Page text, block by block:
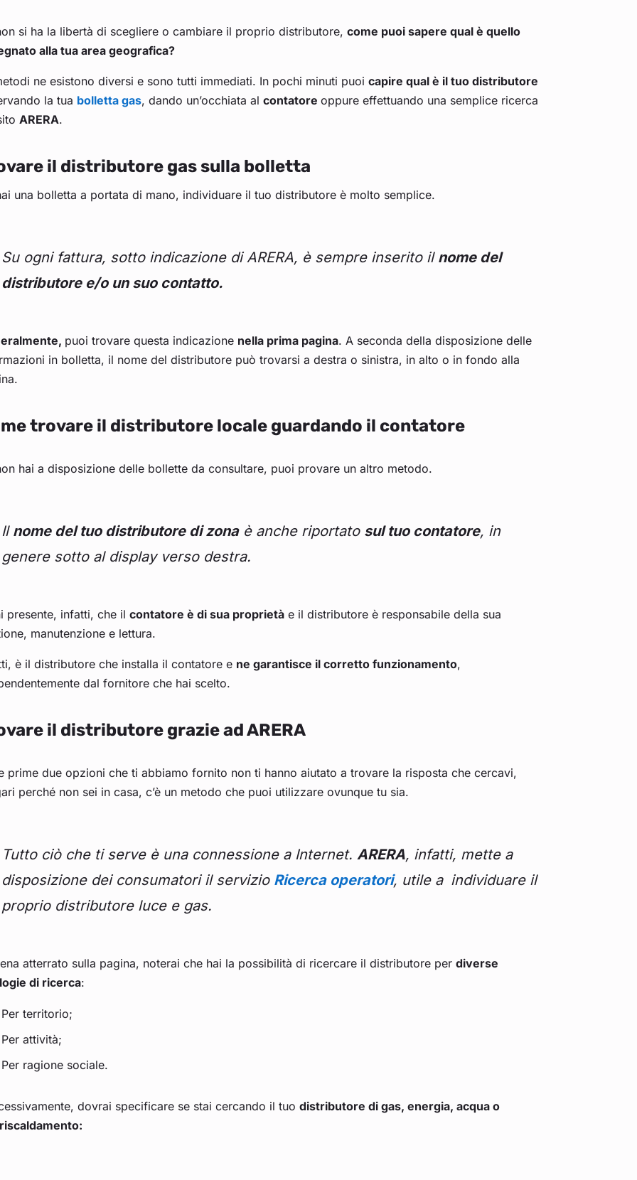
si ha la libertà di scegliere o cambiare il proprio distributore, come puoi sapere qual è quello
alla tua area geografica?
ne esistono diversi e sono tutti immediati. In pochi minuti puoi capire qual è il tuo distributore
la tua bolletta gas, dando un’occhiata al contatore oppure effettuando una semplice ricerca
ARERA.
il distributore gas sulla bolletta
una bolletta a portata di mano, individuare il tuo distributore è molto semplice.
Su ogni fattura, sotto indicazione di ARERA, è sempre inserito il nome del
distributore e/o un suo contatto.
puoi trovare questa indicazione nella prima pagina. A seconda della disposizione delle
in bolletta, il nome del distributore può trovarsi a destra o sinistra, in alto o in fondo alla
trovare il distributore locale guardando il contatore
hai a disposizione delle bollette da consultare, puoi provare un altro metodo.
Il nome del tuo distributore di zonaè anche riportato sul tuo contatore, in
genere sotto al display verso destra.
presente, infatti, che il contatore è di sua proprietàe il distributore è responsabile della sua
manutenzione e lettura.
è il distributore che installa il contatore e ne garantisce il corretto funzionamento,
dal fornitore che hai scelto.
il distributore grazie ad ARERA
prime due opzioni che ti abbiamo fornito non ti hanno aiutato a trovare la risposta che cercavi,
perché non sei in casa, c’è un metodo che puoi utilizzare ovunque tu sia.
Tutto ciò che ti serve è una connessione a Internet. ARERA, infatti, mette a
disposizione dei consumatori il servizio Ricerca operatori, utile a individuare il
proprio distributore luce e gas.
atterrato sulla pagina, noterai che hai la possibilità di ricercare il distributore per diverse
di ricerca:
Per territorio;
Per attività;
Per ragione sociale.
dovrai specificare se stai cercando il tuo distributore di gas, energia, acqua o